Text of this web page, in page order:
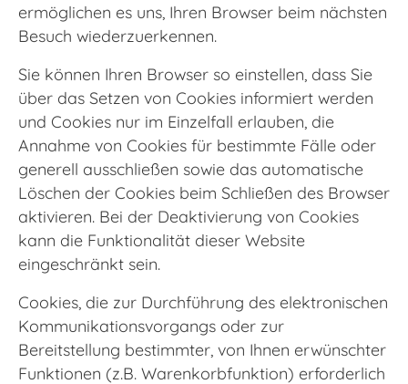
ermöglichen es uns, Ihren Browser beim nächsten
Besuch wiederzuerkennen.
Sie können Ihren Browser so einstellen, dass Sie
über das Setzen von Cookies informiert werden
und Cookies nur im Einzelfall erlauben, die
Annahme von Cookies für bestimmte Fälle oder
generell ausschließen sowie das automatische
Löschen der Cookies beim Schließen des Browser
aktivieren. Bei der Deaktivierung von Cookies
kann die Funktionalität dieser Website
eingeschränkt sein.
Cookies, die zur Durchführung des elektronischen
Kommunikationsvorgangs oder zur
Bereitstellung bestimmter, von Ihnen erwünschter
Funktionen (z.B. Warenkorbfunktion) erforderlich